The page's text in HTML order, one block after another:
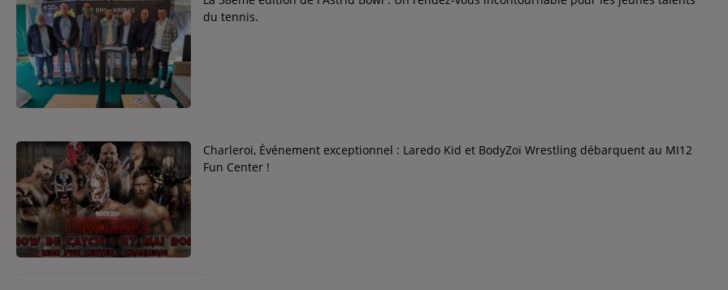
Fréquences
du tennis.
Charleroi, Événement exceptionnel : Laredo Kid et BodyZoï Wrestling débarquent au MI12
Fun Center !